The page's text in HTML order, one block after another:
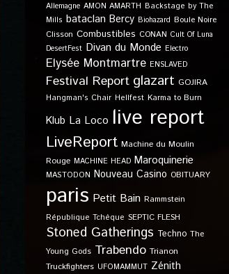
Allemagne AMON AMARTH Backstage by The
Mills bataclan Bercy Biohazard Boule Noire
Clisson Combustibles CONAN Cult Of Luna
DesertFest Divan du Monde Electro
Elysée Montmartre ENSLAVED
Festival Report glazart GOJIRA
Hangman's Chair Hellfest Karma to Burn
Klub La Loco live report
LiveReport Machine du Moulin
Rouge MACHINE HEAD Maroquinerie
MASTODON Nouveau Casino OBITUARY
paris Petit Bain Rammstein
République Tchèque SEPTIC FLESH
Stoned Gatherings Techno The
Young Gods Trabendo Trianon
Truckfighters UFOMAMMUT Zénith